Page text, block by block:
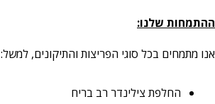
ההתמחות שלנו:
אנו מתמחים בכל סוגי הפריצות והתיקונים, למשל:
החלפת צילינדר רב בריח